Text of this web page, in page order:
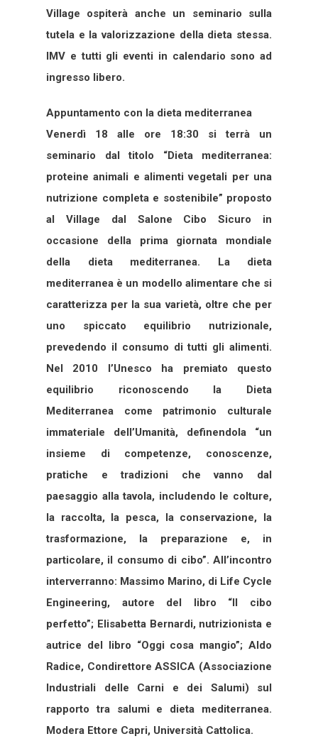
Village ospiterà anche un seminario sulla
tutela e la valorizzazione della dieta stessa.
IMV e tutti gli eventi in calendario sono ad
ingresso libero.
Appuntamento con la dieta mediterranea
Venerdì 18 alle ore 18:30 si terrà un
seminario dal titolo “Dieta mediterranea:
proteine animali e alimenti vegetali per una
nutrizione completa e sostenibile” proposto
al Village dal Salone Cibo Sicuro in
occasione della prima giornata mondiale
della dieta mediterranea. La dieta
mediterranea è un modello alimentare che si
caratterizza per la sua varietà, oltre che per
uno spiccato equilibrio nutrizionale,
prevedendo il consumo di tutti gli alimenti.
Nel 2010 l’Unesco ha premiato questo
equilibrio riconoscendo la Dieta
Mediterranea come patrimonio culturale
immateriale dell’Umanità, definendola “un
insieme di competenze, conoscenze,
pratiche e tradizioni che vanno dal
paesaggio alla tavola, includendo le colture,
la raccolta, la pesca, la conservazione, la
trasformazione, la preparazione e, in
particolare, il consumo di cibo”. All’incontro
interverranno: Massimo Marino, di Life Cycle
Engineering, autore del libro “Il cibo
perfetto”; Elisabetta Bernardi, nutrizionista e
autrice del libro “Oggi cosa mangio”; Aldo
Radice, Condirettore ASSICA (Associazione
Industriali delle Carni e dei Salumi) sul
rapporto tra salumi e dieta mediterranea.
Modera Ettore Capri, Università Cattolica.